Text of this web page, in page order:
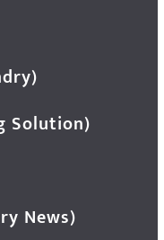
Solution)
News)